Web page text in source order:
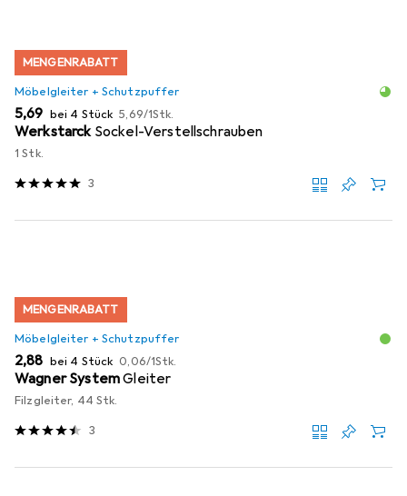
MENGENRABATT
Möbelgleiter + Schutzpuffer
EUR
5,69 bei 4 Stück EUR
5,69/1Stk.
Werkstarck Sockel-Verstellschrauben
1 Stk.
3
MENGENRABATT
Möbelgleiter + Schutzpuffer
EUR
2,88 bei 4 Stück EUR
0,06/1Stk.
Wagner SystemGleiter
Filzgleiter, 44 Stk.
3